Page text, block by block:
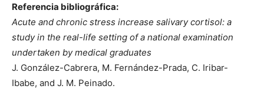
Referencia bibliográfica:
Acute and chronic stress increase salivary cortisol: a
study in the real-life setting of a national examination
undertaken by medical graduates
J. González-Cabrera, M. Fernández-Prada, C. Iribar-
Ibabe, and J. M. Peinado.